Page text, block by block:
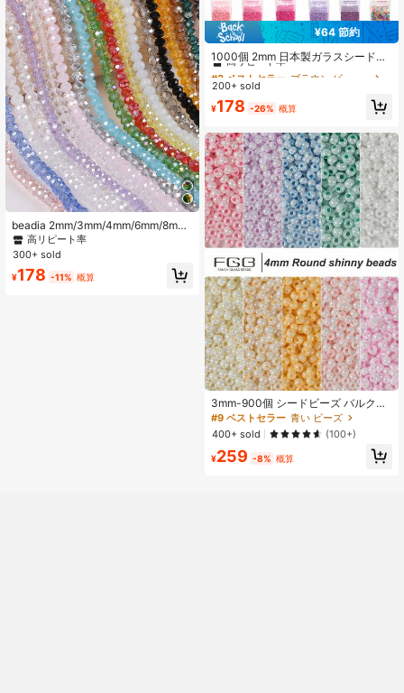
beadia 2mm/3mm/4mm/6mm/8mm
オーストリアクリスタル ラウンドビ
ーズ、ファセットガラスビーズ、DIY
ブレスレットジュエリー作りに最適
なルーズビーズ
高リピート率
300+ sold
¥178 -11% 概算
¥64 節約
1000個 2mm 日本製ガラスシードビ
ーズ 小さなビーズ オーガナイザーボ
ックス付き ジュエリー作り DIY ブレ
スレット ネックレス クラフト用品
アクセサリー
#3 ベストセラー
ブラウン ビーズ&ビーズ用品
高リピート率
#3 ベストセラー
高リピート率
#3 ベストセラー
高リピート率
#3 ベストセラー
200+ sold
¥178 -26% 概算
3mm-900個 シードビーズ バルク、
ポニービーズ バルク ジュエリー作り
用 ミニスペーサービーズ ルーズビー
ズ クラフト 小さなビーズ DIYネック
レス ブレスレット リスト用
#9 ベストセラー 青い ビーズ
400+ sold
(100+)
¥259 -8% 概算